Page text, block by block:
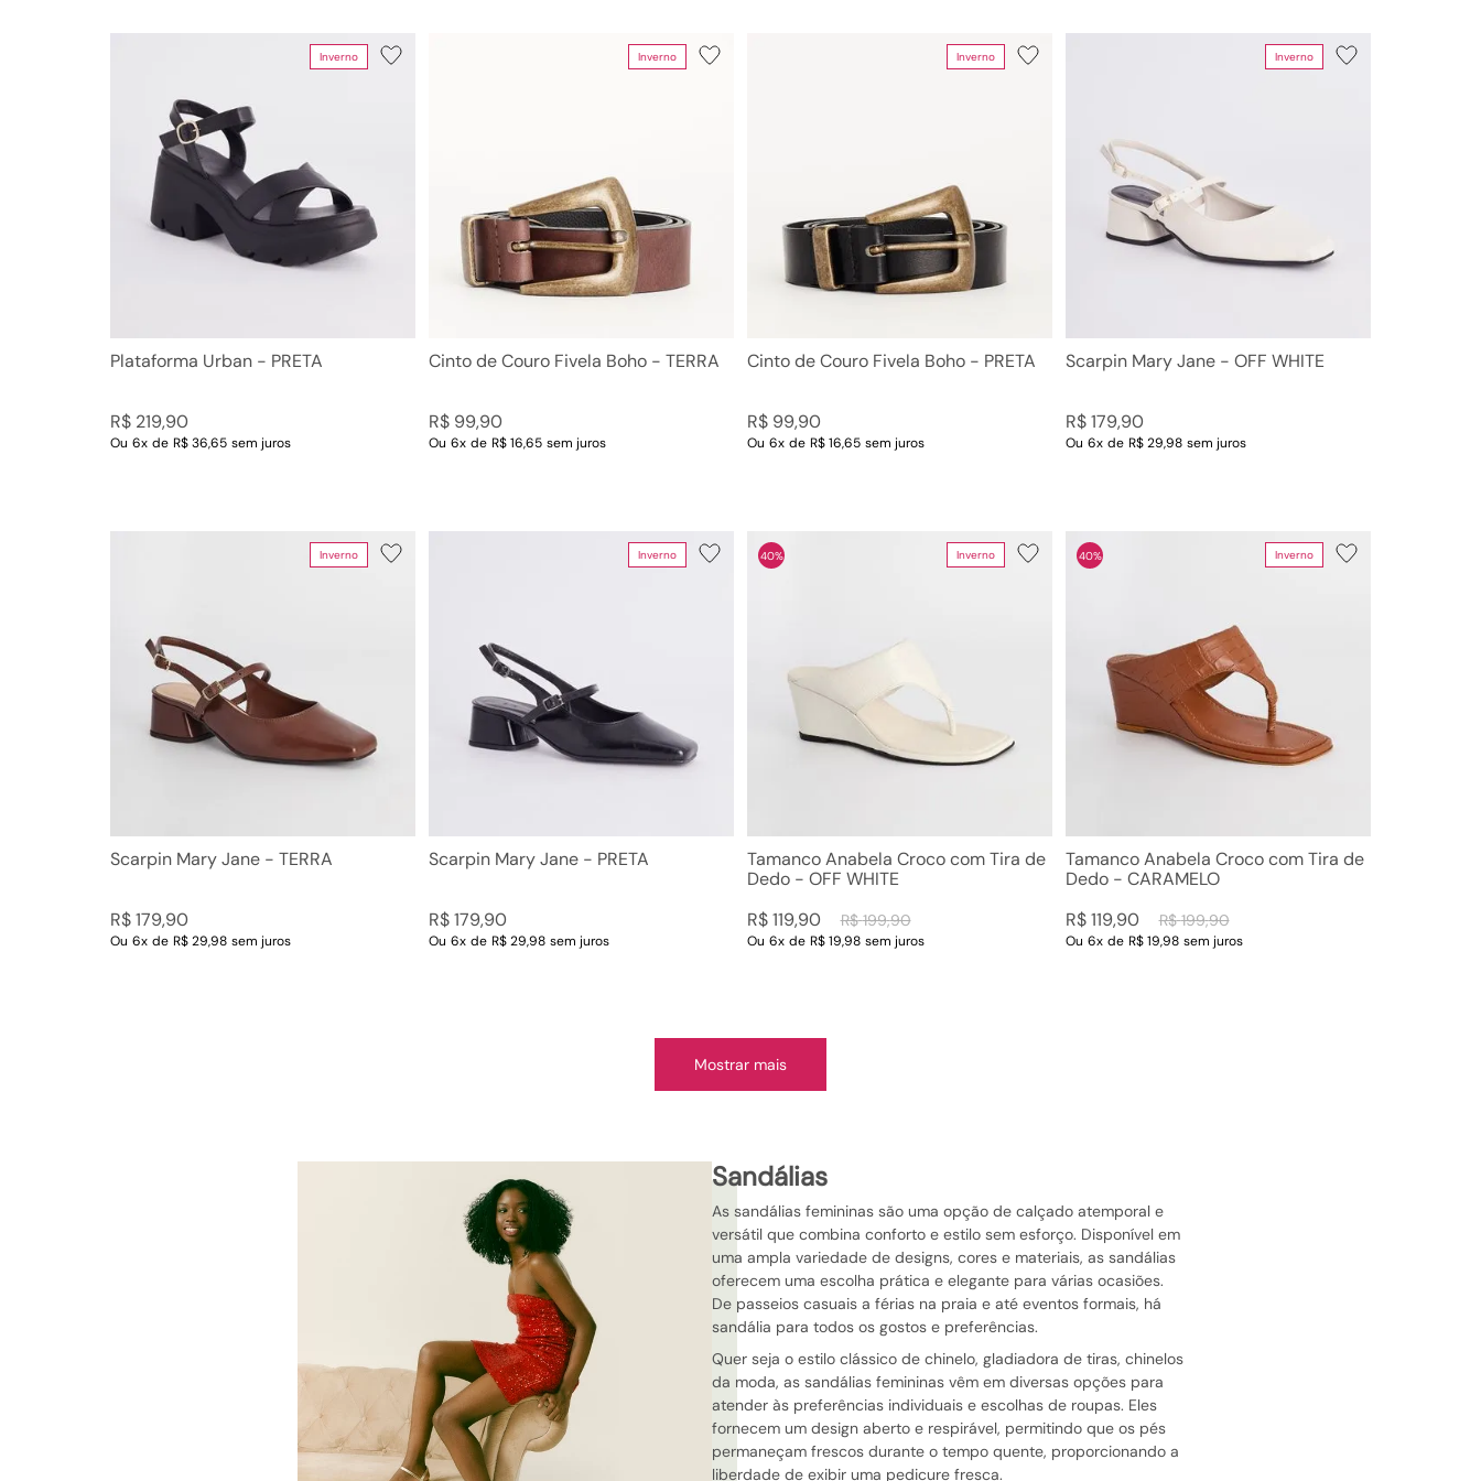
Inverno
Plataforma Urban - PRETA
R$ 219,90
Ou 6x de R$ 36,65 sem juros
Inverno
Cinto de Couro Fivela Boho - TERRA
R$ 99,90
Ou 6x de R$ 16,65 sem juros
Inverno
Cinto de Couro Fivela Boho - PRETA
R$ 99,90
Ou 6x de R$ 16,65 sem juros
Inverno
Scarpin Mary Jane - OFF WHITE
R$179,90
Ou 6x de R$ 29,98 sem juros
Inverno
Scarpin Mary Jane - TERRA
R$179,90
Ou 6x de R$ 29,98 sem juros
Inverno
Scarpin Mary Jane - PRETA
R$179,90
Ou 6x de R$ 29,98 sem juros
Inverno
40%
Tamanco Anabela Croco com Tira de
Dedo - OFF WHITE
R$ 199,90
R$119,90
Ou 6x de R$ 19,98 sem juros
Inverno
40%
Tamanco Anabela Croco com Tira de
Dedo - CARAMELO
R$ 199,90
R$119,90
Ou 6x de R$ 19,98 sem juros
Mostrar mais
sandálias
As sandálias femininas são uma opção de calçado atemporal e
versátil que combina conforto e estilo sem esforço. Disponível em
uma ampla variedade de designs, cores e materiais, as sandálias
oferecem uma escolha prática e elegante para várias ocasiões.
De passeios casuais a férias na praia e até eventos formais, há
sandália para todos os gostos e preferências.
Quer seja o estilo clássico de chinelo, gladiadora de tiras, chinelos
da moda, as sandálias femininas vêm em diversas opções para
atender às preferências individuais e escolhas de roupas. Eles
fornecem um design aberto e respirável, permitindo que os pés
permaneçam frescos durante o tempo quente, proporcionando a
liberdade de exibir uma pedicure fresca.